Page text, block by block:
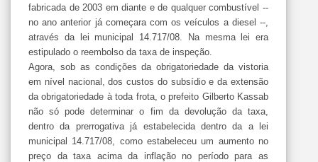
fabricada de 2003 em diante e de qualquer combustível --
no ano anterior já começara com os veículos a diesel --,
através da lei municipal 14.717/08. Na mesma lei era
estipulado o reembolso da taxa de inspeção.
Agora, sob as condições da obrigatoriedade da vistoria
em nível nacional, dos custos do subsídio e da extensão
da obrigatoriedade à toda frota, o prefeito Gilberto Kassab
não só pode determinar o fim da devolução da taxa,
dentro da prerrogativa já estabelecida dentro da a lei
municipal 14.717/08, como estabeleceu um aumento no
preço da taxa acima da inflação no período para as